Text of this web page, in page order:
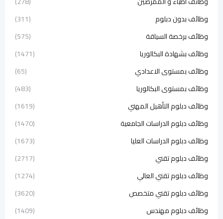
وظائف بدون دبلوم
(311)
وظائف برخصة السياقة
(575)
وظائف بشهادة البكالوريا
(1471)
وظائف بمستوى الاعدادي
(65)
وظائف بمستوى البكالوريا
(483)
وظائف دبلوم التأهيل المهني
(1619)
وظائف دبلوم الدراسات الجامعية
(1470)
وظائف دبلوم الدراسات العليا
(1673)
وظائف دبلوم تقني
(2717)
وظائف دبلوم تقني العالي
(1274)
وظائف دبلوم تقني متخصص
(3620)
وظائف دبلوم مهندس
(1409)